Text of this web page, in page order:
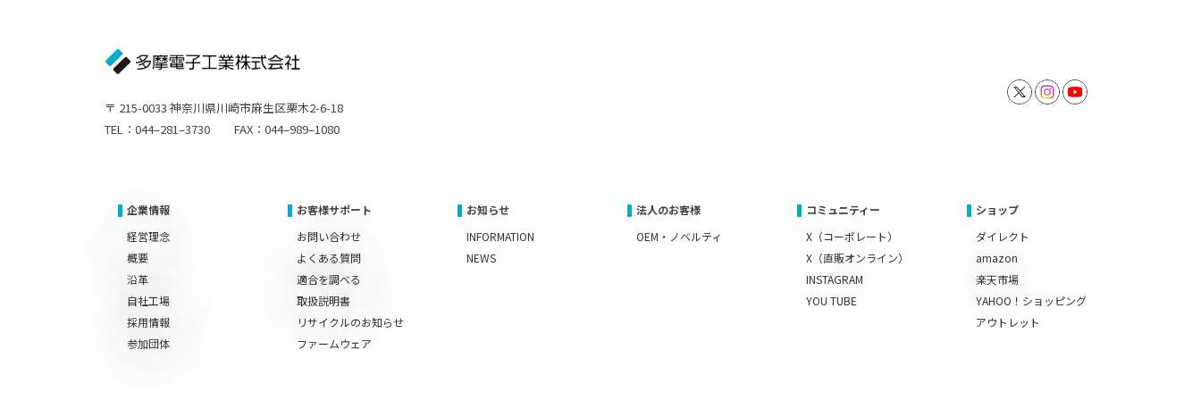
〒 215-0033 神奈川県川崎市麻生区栗木2-6-18
TEL：044–281–3730 FAX：044–989–1080
企業情報
経営理念
概要
沿革
自社工場
採用情報
参加団体
お客様サポート
お問い合わせ
よくある質問
適合を調べる
取扱説明書
リサイクルのお知らせ
ファームウェア
お知らせ
INFORMATION
NEWS
法人のお客様
OEM・ノベルティ
コミュニティー
X（コーポレート）
X（直販オンライン）
INSTAGRAM
YOU TUBE
ショップ
ダイレクト
amazon
楽天市場
YAHOO！ショッピング
アウトレット